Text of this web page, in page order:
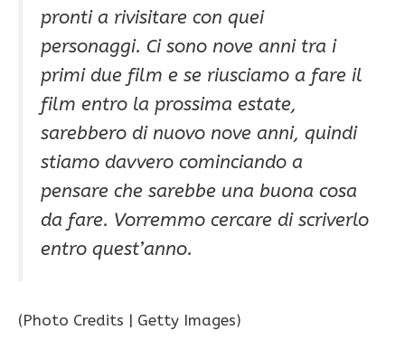
pronti a rivisitare con quei
personaggi. Ci sono nove anni tra i
primi due film e se riusciamo a fare il
film entro la prossima estate,
sarebbero di nuovo nove anni, quindi
stiamo davvero cominciando a
pensare che sarebbe una buona cosa
da fare. Vorremmo cercare di scriverlo
entro quest’anno.
(Photo Credits | Getty Images)